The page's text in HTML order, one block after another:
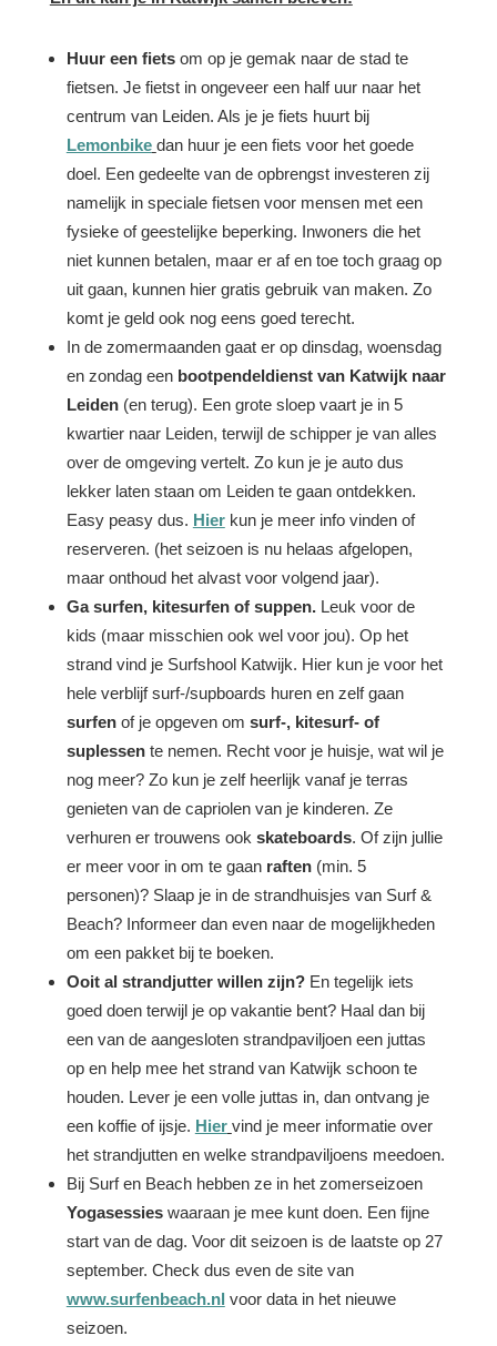
Huur een fietsom op je gemak naar de stad te
fietsen. Je fietst in ongeveer een half uur naar het
centrum van Leiden. Als je je fiets huurt bij
Lemonbike dan huur je een fiets voor het goede
doel. Een gedeelte van de opbrengst investeren zij
namelijk in speciale fietsen voor mensen met een
fysieke of geestelijke beperking. Inwoners die het
niet kunnen betalen, maar er af en toe toch graag op
uit gaan, kunnen hier gratis gebruik van maken. Zo
komt je geld ook nog eens goed terecht.
In de zomermaanden gaat er op dinsdag, woensdag
en zondag een bootpendeldienst van Katwijk naar
Leiden (en terug). Een grote sloep vaart je in 5
kwartier naar Leiden, terwijl de schipper je van alles
over de omgeving vertelt. Zo kun je je auto dus
lekker laten staan om Leiden te gaan ontdekken.
Easy peasy dus. Hierkun je meer info vinden of
reserveren. (het seizoen is nu helaas afgelopen,
maar onthoud het alvast voor volgend jaar).
Ga surfen, kitesurfen of suppen. Leuk voor de
kids (maar misschien ook wel voor jou). Op het
strand vind je Surfshool Katwijk. Hier kun je voor het
hele verblijf surf-/supboards huren en zelf gaan
surfenof je opgeven om surf-, kitesurf- of
suplessente nemen. Recht voor je huisje, wat wil je
nog meer? Zo kun je zelf heerlijk vanaf je terras
genieten van de capriolen van je kinderen. Ze
verhuren er trouwens ook skateboards. Of zijn jullie
er meer voor in om te gaan raften(min. 5
personen)? Slaap je in de strandhuisjes van Surf &
Beach? Informeer dan even naar de mogelijkheden
om een pakket bij te boeken.
Ooit al strandjutter willen zijn? En tegelijk iets
goed doen terwijl je op vakantie bent? Haal dan bij
een van de aangesloten strandpaviljoen een juttas
op en help mee het strand van Katwijk schoon te
houden. Lever je een volle juttas in, dan ontvang je
een koffie of ijsje. Hier vind je meer informatie over
het strandjutten en welke strandpaviljoens meedoen.
Bij Surf en Beach hebben ze in het zomerseizoen
Yogasessieswaaraan je mee kunt doen. Een fijne
start van de dag. Voor dit seizoen is de laatste op 27
september. Check dus even de site van
www.surfenbeach.nl voor data in het nieuwe
seizoen.